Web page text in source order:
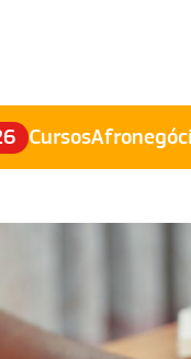
Cursos